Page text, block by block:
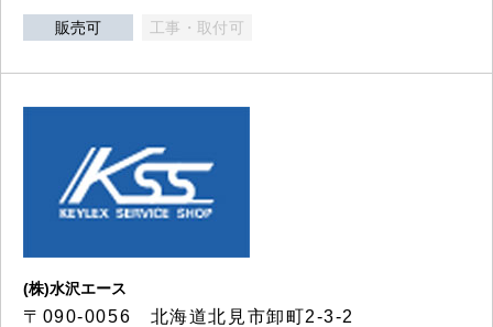
販売可 工事・取付可
(株)水沢エース
〒090-0056 北海道北見市卸町2-3-2